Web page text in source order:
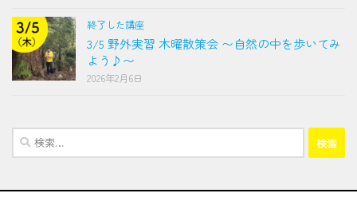
終了した講座
3/5 野外実習 木曜散策会 〜自然の中を歩いてみ
よう♪〜
2026年2月6日
検
索: